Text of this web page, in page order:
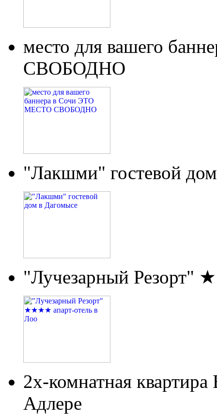
место для вашего
СВОБОДНО
"Лакшми" гостевой
"Лучезарный Резорт"
2х-комнатная
Адлере